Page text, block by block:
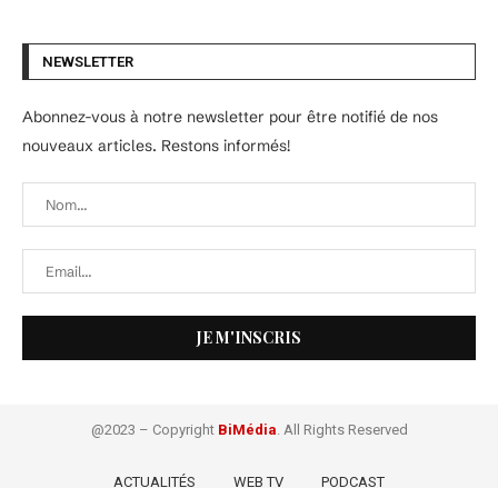
NEWSLETTER
Abonnez-vous à notre newsletter pour être notifié de nos
nouveaux articles. Restons informés!
@2023 – Copyright BiMédia. All Rights Reserved
ACTUALITÉS WEB TV PODCAST